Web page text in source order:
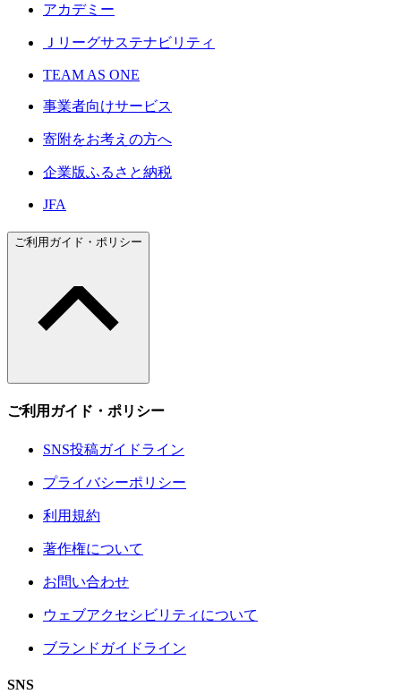
アカデミー
Ｊリーグサステナビリティ
TEAM AS ONE
事業者向けサービス
寄附をお考えの方へ
企業版ふるさと納税
JFA
ご利用ガイド・ポリシー
ご利用ガイド・ポリシー
SNS投稿ガイドライン
プライバシーポリシー
利用規約
著作権について
お問い合わせ
ウェブアクセシビリティについて
ブランドガイドライン
SNS